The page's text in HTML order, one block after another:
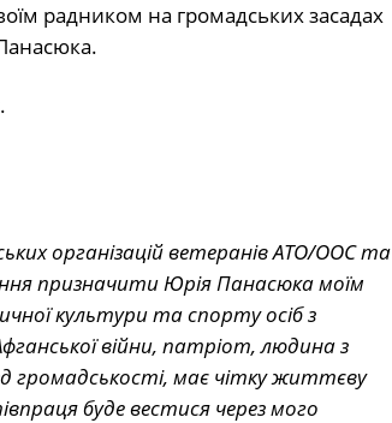
радником на громадських засадах
організацій ветеранів АТО/ООС та
призначити Юрія Панасюка моїм
культури та спорту осіб з
війни, патріот, людина з
громадськості, має чітку життєву
буде вестися через мого